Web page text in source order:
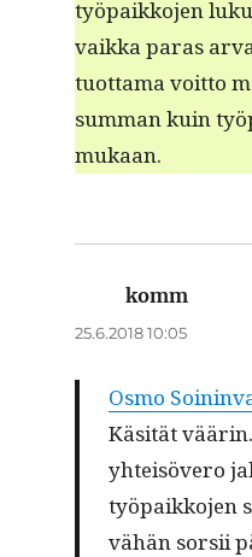
työ­paikko­jen
vaik­ka paras
tuot­ta­ma voit­to
sum­man kuin
mukaan.
komm
25.6.2018 10:05
Osmo
Käsität
yhteisövero
työ­paikko­jen
vähän sor­sii